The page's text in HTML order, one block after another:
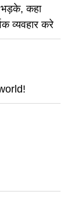
भड़के, कहा
व्यवहार करे